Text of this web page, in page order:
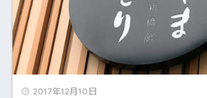
2017年12月10日